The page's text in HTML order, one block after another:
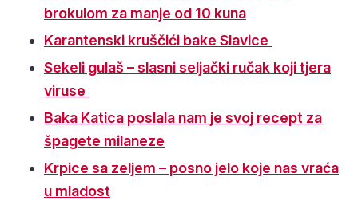
brokulom za manje od 10 kuna
Karantenski kruščići bake Slavice
Sekeli gulaš – slasni seljački ručak koji tjera
viruse
Baka Katica poslala nam je svoj recept za
špagete milaneze
Krpice sa zeljem – posno jelo koje nas vraća
u mladost